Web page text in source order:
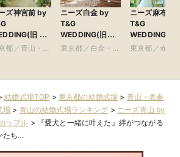
ズ神宮前 by
旧 ア
ニーソルーナ
都／青山・表
ニーズ白金 by
T&G
WEDDING(旧
アーフェリーク白
東京都／白金・恵
ニーズ麻布 by
T&G
WEDDING(旧
布迎賓館)
東京都／赤坂
結婚式場TOP > 東京都の結婚式場 > 青山・表参
場 > 青山の結婚式場ランキング > ニーズ青山 by
ップル >
『愛犬と一緒に叶えた』絆がつながる
たち…